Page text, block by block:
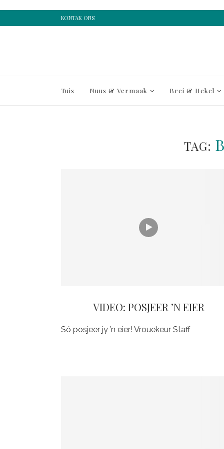
KONTAK ONS
Tuis Nuus & Vermaak Brei & Hekel
TAG:
VIDEO: POSJEER ’N EIER
Só posjeer jy ’n eier! Vrouekeur Staff